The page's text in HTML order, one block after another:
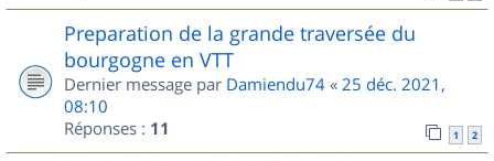
Preparation de la grande traversée du
bourgogne en VTT
Dernier message par Damiendu74 « 25 déc. 2021,
08:10
Réponses : 11 1 2